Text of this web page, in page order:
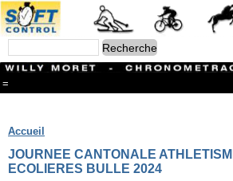
=
Branches
CONTACT
FriRun Cup
Accueil
JOURNEE CANTONALE
ECOLIERES BULLE 2024